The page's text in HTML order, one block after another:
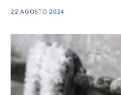
22 AGOSTO 2024